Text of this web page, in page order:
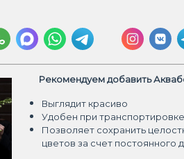
Рекомендуем добавить
Выглядит красиво
Удобен при транспортировке
Позволяет сохранить
цветов за счет постоянного